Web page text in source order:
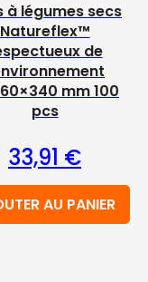
€.
est : 36,03
à légumes secs
Natureflex™
de
mm 100
pcs
33,91 €
AU PANIER